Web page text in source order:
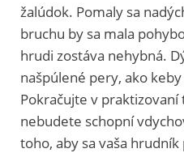
žalúdok. Pomaly sa
bruchu by sa mala
hrudi zostáva nehybná.
našpúlené pery, ako
Pokračujte v
nebudete schopní
toho, aby sa vaša